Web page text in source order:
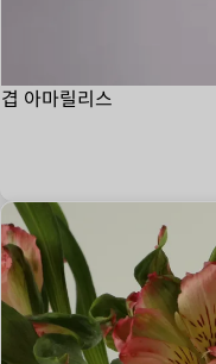
겹 아마릴리스